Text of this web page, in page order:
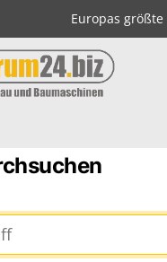
Europas